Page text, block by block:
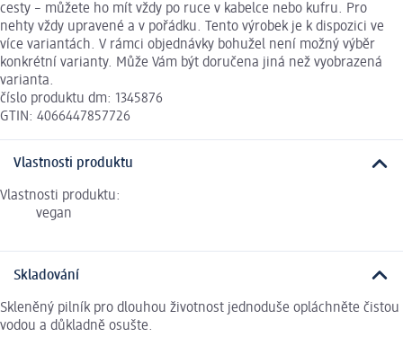
cesty – můžete ho mít vždy po ruce v kabelce nebo kufru. Pro
nehty vždy upravené a v pořádku. Tento výrobek je k dispozici ve
více variantách. V rámci objednávky bohužel není možný výběr
konkrétní varianty. Může Vám být doručena jiná než vyobrazená
varianta.
číslo produktu dm: 1345876
GTIN: 4066447857726
Vlastnosti produktu
Vlastnosti produktu:
vegan
Skladování
Skleněný pilník pro dlouhou životnost jednoduše opláchněte čistou
vodou a důkladně osušte.